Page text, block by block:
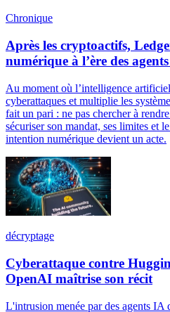
Chronique
Après les cryptoactifs,
numérique à l’ère des
Au moment où l’intelligence
cyberattaques et multiplie les
fait un pari : ne pas chercher à
sécuriser son mandat, ses limites et
intention numérique devient un acte.
décryptage
Cyberattaque contre
OpenAI maîtrise son récit
L'intrusion menée par des agents